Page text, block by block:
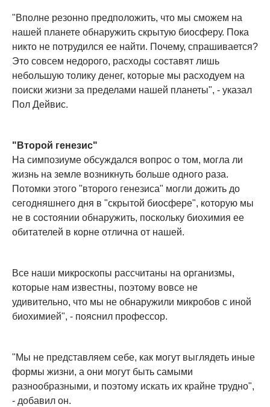
"Вполне резонно предположить, что мы сможем на
нашей планете обнаружить скрытую биосферу. Пока
никто не потрудился ее найти. Почему, спрашивается?
Это совсем недорого, расходы составят лишь
небольшую толику денег, которые мы расходуем на
поиски жизни за пределами нашей планеты", - указал
Пол Дейвис.
"Второй генезис"
На симпозиуме обсуждался вопрос о том, могла ли
жизнь на земле возникнуть больше одного раза.
Потомки этого "второго генезиса" могли дожить до
сегодняшнего дня в "скрытой биосфере", которую мы
не в состоянии обнаружить, поскольку биохимия ее
обитателей в корне отлична от нашей.
Все наши микроскопы рассчитаны на организмы,
которые нам известны, поэтому вовсе не
удивительно, что мы не обнаружили микробов с иной
биохимией", - пояснил профессор.
"Мы не представляем себе, как могут выглядеть иные
формы жизни, а они могут быть самыми
разнообразными, и поэтому искать их крайне трудно",
- добавил он.